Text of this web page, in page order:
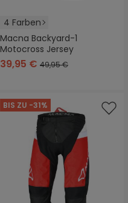
4 Farben
Macna Backyard-1
Motocross Jersey
39,95 € 49,95 €
BIS ZU -31%